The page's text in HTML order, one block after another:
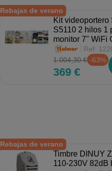
Rebajas de verano
Kit videoportero
S5110 2 hilos 1
monitor 7" WiFi
Ref:
1.004,30 € -63%
369 €
Rebajas de verano
Timbre DINUY
110-230V 82dB